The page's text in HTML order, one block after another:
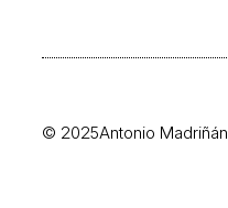
© 2025Antonio Madriñán